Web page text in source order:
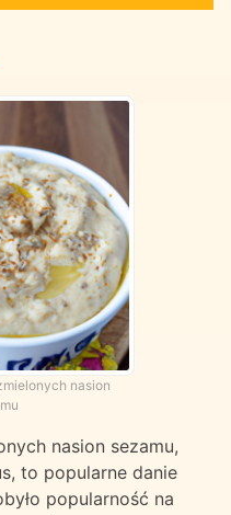
nasion
nasion sezamu,
to popularne danie
popularność na